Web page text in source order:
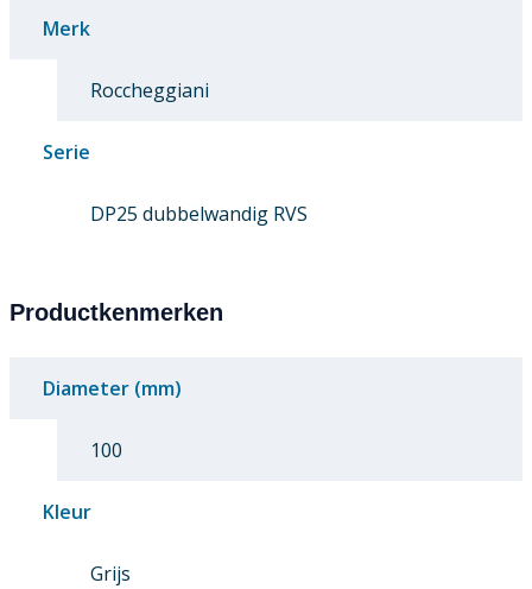
Merk
Roccheggiani
Serie
DP25 dubbelwandig RVS
Productkenmerken
Diameter (mm)
100
Kleur
Grijs